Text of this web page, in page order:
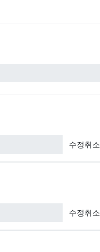
수정취소
수정취소